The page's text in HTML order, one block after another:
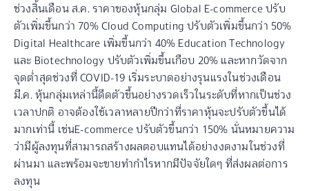
ช่วงสิ้นเดือน ส.ค. ราคาของหุ้นกลุ่ม Global E-commerce ปรับ
ตัวเพิ่มขึ้นกว่า 70% Cloud Computing ปรับตัวเพิ่มขึ้นกว่า 50%
Digital Healthcare เพิ่มขึ้นกว่า 40% Education Technology
และ Biotechnology ปรับตัวเพิ่มขึ้นเกือบ 20% และหากวัดจาก
จุดต่ำสุดช่วงที่ COVID-19 เริ่มระบาดอย่างรุนแรงในช่วงเดือน
มี.ค. หุ้นกลุ่มเหล่านี้ดีดตัวขึ้นอย่างรวดเร็วในระดับที่หากเป็นช่วง
เวลาปกติ อาจต้องใช้เวลาหลายปีกว่าที่ราคาหุ้นจะปรับตัวขึ้นได้
มากเท่านี้ เช่นE-commerce ปรับตัวขึ้นกว่า 150% นั่นหมายความ
ว่ามีผู้ลงทุนที่สามารถสร้างผลตอบแทนได้อย่างงดงามในช่วงที่
ผ่านมา และพร้อมจะขายทำกำไรหากมีปัจจัยใดๆ ที่ส่งผลต่อการ
ลงทุน